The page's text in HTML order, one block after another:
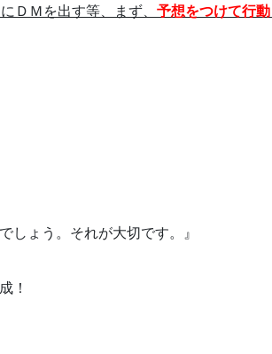
ＤＭを出す等、まず、 予想をつけて行動
しょう。それが大切です。』
！